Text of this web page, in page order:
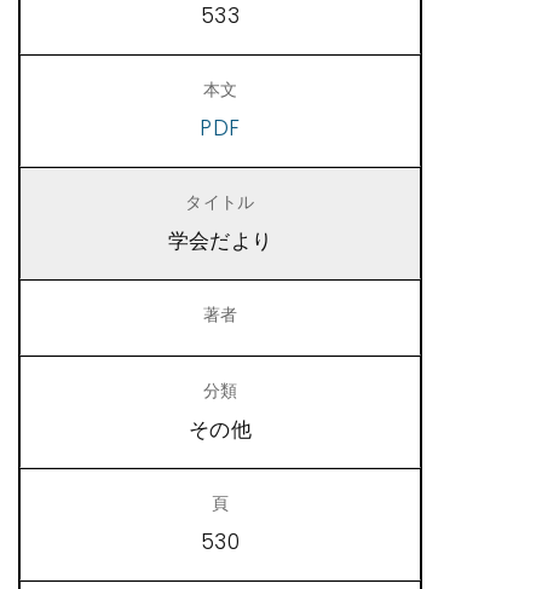
533
PDF
学会だより
その他
530